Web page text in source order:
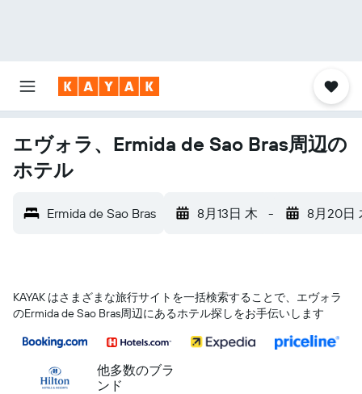
エヴォラ、Ermida de Sao Bras周辺の
ホテル
Ermida de Sao Bras 8月13日 木 - 8月20日
KAYAK はさまざまな旅行サイトを一括検索することで、エヴォラ​
のErmida de Sao Bras​周辺にあるホテル探しをお手伝いします
他多数のブラ
ンド